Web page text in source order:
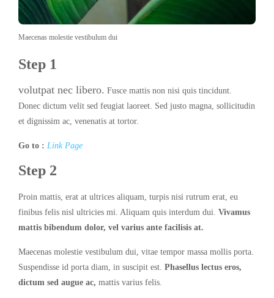
Maecenas molestie vestibulum dui
Step 1
volutpat nec libero. Fusce mattis non nisi quis tincidunt.
Donec dictum velit sed feugiat laoreet. Sed justo magna, sollicitudin
et dignissim ac, venenatis at tortor.
Go to : Link Page
Step 2
Proin mattis, erat at ultrices aliquam, turpis nisi rutrum erat, eu
finibus felis nisl ultricies mi. Aliquam quis interdum dui. Vivamus
mattis bibendum dolor, vel varius ante facilisis at.
Maecenas molestie vestibulum dui, vitae tempor massa mollis porta.
Suspendisse id porta diam, in suscipit est. Phasellus lectus eros,
dictum sed augue ac, mattis varius felis.